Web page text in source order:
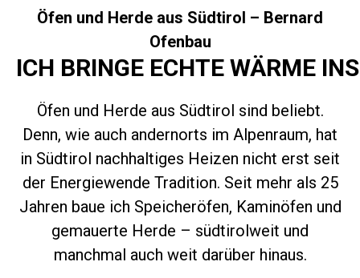
Öfen und Herde aus Südtirol – Bernard
Ofenbau
ICH BRINGE ECHTE WÄRME
Öfen und Herde aus Südtirol sind beliebt.
Denn, wie auch andernorts im Alpenraum, hat
in Südtirol nachhaltiges Heizen nicht erst seit
der Energiewende Tradition. Seit mehr als 25
Jahren baue ich Speicheröfen, Kaminöfen und
gemauerte Herde – südtirolweit und
manchmal auch weit darüber hinaus.